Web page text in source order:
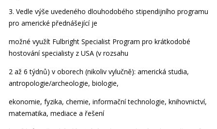
3. Vedle výše uvedeného dlouhodobého stipendijního programu
pro americké přednášející je
možné využít Fulbright Specialist Program pro krátkodobé
hostování specialisty z USA (v rozsahu
2 až 6 týdnů) v oborech (nikoliv vylučně): americká studia,
antropologie/archeologie, biologie,
ekonomie, fyzika, chemie, informační technologie, knihovnictví,
matematika, mediace a řešení